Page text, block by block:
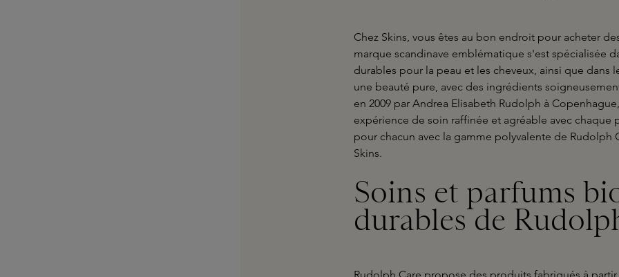
Chez Skins, vous êtes au bon endroit pour acheter
marque scandinave emblématique s'est spécialisée
durables pour la peau et les cheveux, ainsi que dans
une beauté pure, avec des ingrédients
en 2009 par Andrea Elisabeth Rudolph à
expérience de soin raffinée et agréable avec chaque
pour chacun avec la gamme polyvalente de Rudolph
Skins.
Soins et parfums
durables de